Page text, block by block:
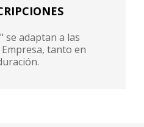
se adaptan a las
Empresa, tanto en